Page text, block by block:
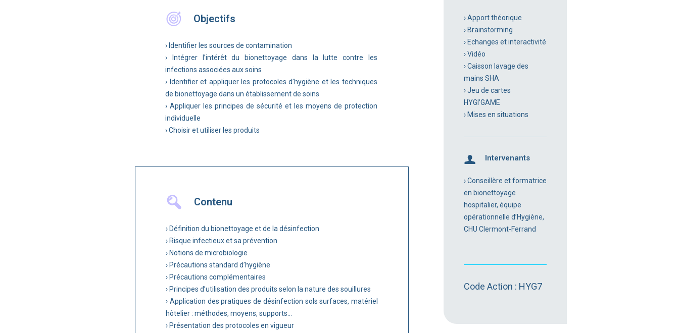
Objectifs
› Identifier les sources de contamination
› Intégrer l’intérêt du bionettoyage dans la lutte contre les
infections associées aux soins
› Identifier et appliquer les protocoles d’hygiène et les techniques
de bionettoyage dans un établissement de soins
› Appliquer les principes de sécurité et les moyens de protection
individuelle
› Choisir et utiliser les produits
Contenu
› Définition du bionettoyage et de la désinfection
› Risque infectieux et sa prévention
› Notions de microbiologie
› Précautions standard d’hygiène
› Précautions complémentaires
› Principes d’utilisation des produits selon la nature des souillures
› Application des pratiques de désinfection sols surfaces, matériel
hôtelier : méthodes, moyens, supports…
› Présentation des protocoles en vigueur
› Apport théorique
› Brainstorming
› Echanges et interactivité
› Vidéo
› Caisson lavage des
mains SHA
› Jeu de cartes
HYGI’GAME
› Mises en situations
Intervenants
› Conseillère et formatrice
en bionettoyage
hospitalier, équipe
opérationnelle d’Hygiène,
CHU Clermont-Ferrand
Code Action : HYG7